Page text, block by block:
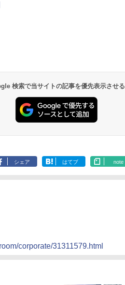
検索で当サイトの記事を優先表示させる
シェア はてブ note
corporate/31311579.html